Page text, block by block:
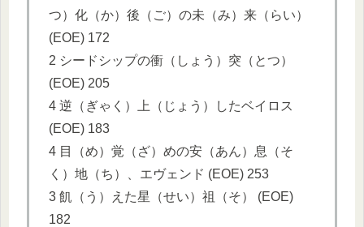
つ）化（か）後（ご）の未（み）来（らい）
(EOE) 172
2 シードシップの衝（しょう）突（とつ）
(EOE) 205
4 逆（ぎゃく）上（じょう）したベイロス
(EOE) 183
4 目（め）覚（ざ）めの安（あん）息（そ
く）地（ち）、エヴェンド (EOE) 253
3 飢（う）えた星（せい）祖（そ） (EOE)
182